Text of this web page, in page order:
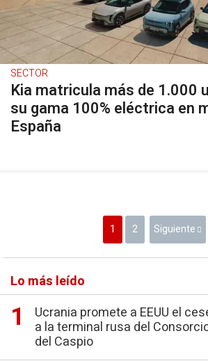
SECTOR
Kia matricula más de 1.000
su gama 100% eléctrica en
España
1 2 Siguiente
Lo más leído
Ucrania promete a EEUU el
a la terminal rusa del
del Caspio